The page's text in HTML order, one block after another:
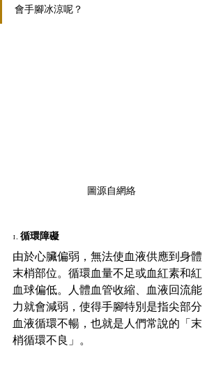
會手腳冰涼呢？
圖源自網絡
1. 循環障礙
由於心臟偏弱，無法使血液供應到身體
末梢部位。循環血量不足或血紅素和紅
血球偏低。人體血管收縮、血液回流能
力就會減弱，使得手腳特別是指尖部分
血液循環不暢，也就是人們常說的「末
梢循環不良」。